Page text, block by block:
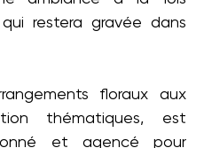
restera gravée dans
floraux aux
thématiques, est
et agencé pour